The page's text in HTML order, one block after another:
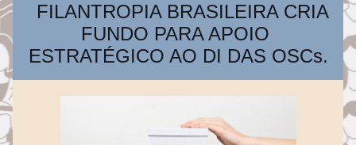
FILANTROPIA BRASILEIRA CRIA
FUNDO PARA APOIO
ESTRATÉGICO AO DI DAS OSCs.